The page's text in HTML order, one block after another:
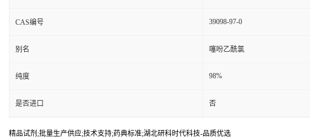
CAS编号 39098-97-0
别名 噻吩乙酰氯
纯度 98%
是否进口 否
精品试剂;批量生产供应;技术支持;药典标准;湖北研科时代科技-品质优选